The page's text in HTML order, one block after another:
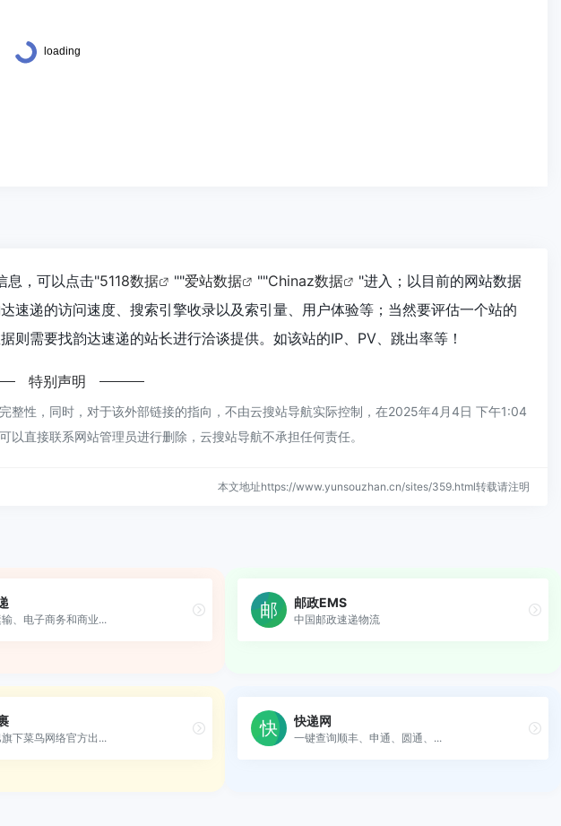
息，可以点击"5118数据 ""爱站数据 ""Chinaz数据
"进入；以目前的网站数据
速递的访问速度、搜索引擎收录以及索引量、用户体验等；当然要评估一个站的
需要找韵达速递的站长进行洽谈提供。如该站的IP、PV、跳出率等！
特别声明
整性，同时，对于该外部链接的指向，不由云搜站导航实际控制，在2025年4月4日 下午1:04
直接联系网站管理员进行删除，云搜站导航不承担任何责任。
本文地址https://www.yunsouzhan.cn/sites/359.html转载请注明
、电子商务和商业...
邮政EMS
中国邮政速递物流
下菜鸟网络官方出...
快递网
一键查询顺丰、申通、圆通、...